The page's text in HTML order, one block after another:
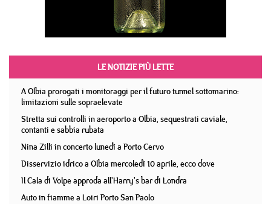
LE NOTIZIE PIÙ LETTE
A Olbia prorogati i monitoraggi per il futuro tunnel sottomarino:
limitazioni sulle sopraelevate
Stretta sui controlli in aeroporto a Olbia, sequestrati caviale,
contanti e sabbia rubata
Nina Zilli in concerto lunedì a Porto Cervo
Disservizio idrico a Olbia mercoledì 10 aprile, ecco dove
Il Cala di Volpe approda all'Harry's bar di Londra
Auto in fiamme a Loiri Porto San Paolo